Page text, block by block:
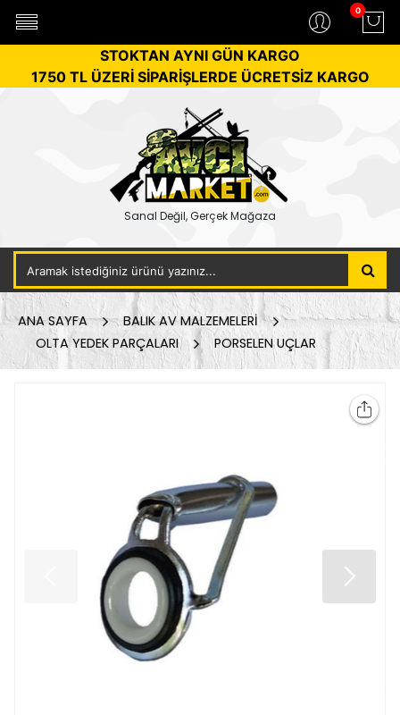
0
STOKTAN AYNI GÜN KARGO
1750 TL ÜZERİ SİPARİŞLERDE ÜCRETSİZ KARGO
Sanal Değil, Gerçek Mağaza
ANA SAYFA
BALIK AV MALZEMELERİ
OLTA YEDEK PARÇALARI
PORSELEN UÇLAR